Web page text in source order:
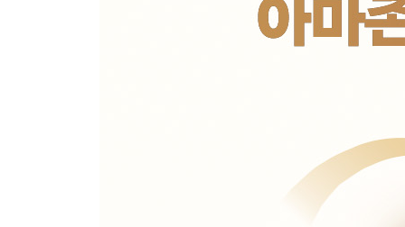
나에게 딱 맞는 습관은 따로 있다 ｜ 잘하는 일과
역사상 최고의 팀이 실패 끝에 얻은 교훈 ｜ 다른
Epilogue 100번만 반복하면 그게 당신의 무기가 된